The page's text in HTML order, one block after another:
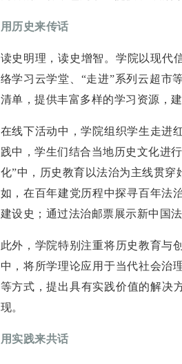
用历史来传话
读史明理，读史增智。学院以现代
络学习云学堂、“走进”系列云超市
清单，提供丰富多样的学习资源，
在线下活动中，学院组织学生走进
践中，学生们结合当地历史文化进
化”中，历史教育以法治为主线贯
如，在百年建党历程中探寻百年法
建设史；通过法治邮票展示新中国
此外，学院特别注重将历史教育与
中，将所学理论应用于当代社会治
等方式，提出具有实践价值的解决
现。
用实践来共话